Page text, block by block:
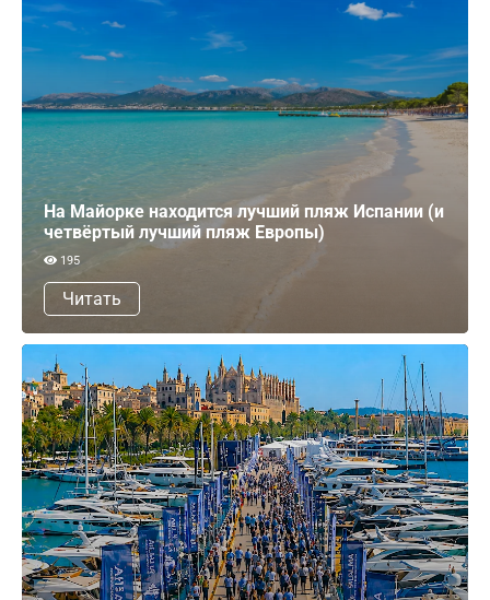
На Майорке находится лучший пляж Испании (и
четвёртый лучший пляж Европы)
195
Читать